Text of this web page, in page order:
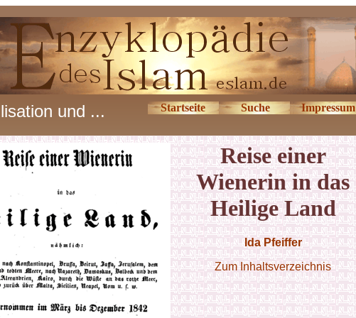
und ... Startseite Suche Impressum
Reise einer
Wienerin in das
Heilige Land
Ida Pfeiffer
Zum Inhaltsverzeichnis